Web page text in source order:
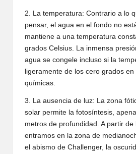
2. La temperatura: Contrario a lo
pensar, el agua en el fondo no
mantiene a una temperatura
grados Celsius. La inmensa
agua se congele incluso si la
ligeramente de los cero grados
químicas.
3. La ausencia de luz: La zona
solar permite la fotosíntesis,
metros de profundidad. A partir de
entramos en la zona de
el abismo de Challenger, la